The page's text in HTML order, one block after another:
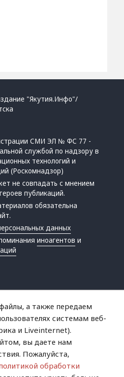
"Якутия.Инфо"/
СМИ ЭЛ № ФС 77 -
службой по надзору в
технологий и
(Роскомнадзор)
не совпадать с мнением
публикаций.
обязательна
данных
иноагентов и
а также передаем
системам веб-
и Liveinternet).
вы даете нам
Пожалуйста,
обработки